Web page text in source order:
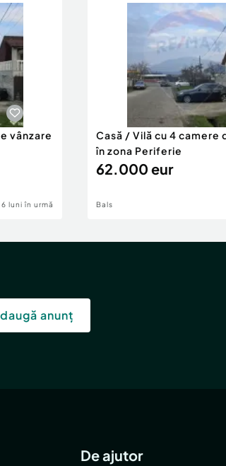
vânzare
6 luni în urmă
Casă / Vilă cu 4 camere
în zona Periferie
62.000 eur
Bals
anunț
De ajutor